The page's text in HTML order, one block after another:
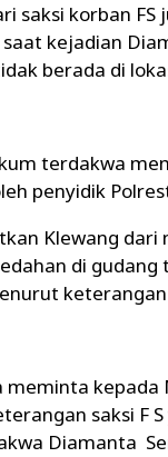
saksi korban FS
kejadian
berada di
terdakwa
penyidik
Klewang dari
di gudang
keterangan
meminta kepada
saksi F S
Diamanta